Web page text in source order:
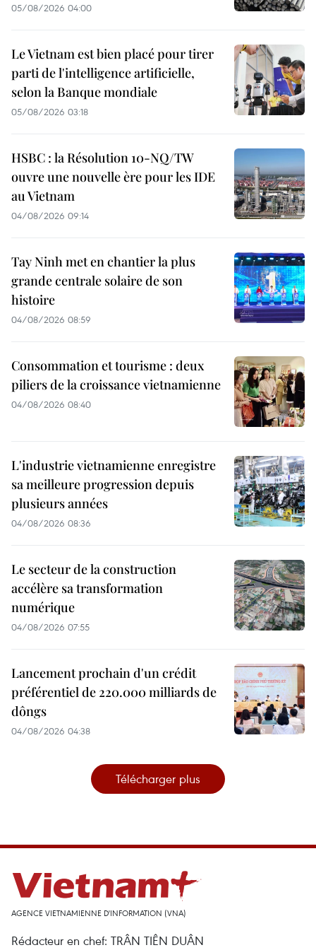
05/08/2026 04:00
Le Vietnam est bien placé pour tirer
parti de l'intelligence artificielle,
selon la Banque mondiale
05/08/2026 03:18
HSBC : la Résolution 10-NQ/TW
ouvre une nouvelle ère pour les IDE
au Vietnam
04/08/2026 09:14
Tay Ninh met en chantier la plus
grande centrale solaire de son
histoire
04/08/2026 08:59
Consommation et tourisme : deux
piliers de la croissance vietnamienne
04/08/2026 08:40
L'industrie vietnamienne enregistre
sa meilleure progression depuis
plusieurs années
04/08/2026 08:36
Le secteur de la construction
accélère sa transformation
numérique
04/08/2026 07:55
Lancement prochain d'un crédit
préférentiel de 220.000 milliards de
dôngs
04/08/2026 04:38
Télécharger plus
AGENCE VIETNAMIENNE D'INFORMATION (VNA)
Rédacteur en chef: TRÂN TIÊN DUÂN